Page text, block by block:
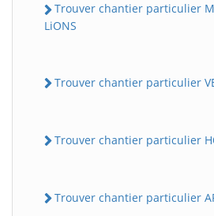
Trouver chantier particulier
LiONS
Trouver chantier particulier
Trouver chantier particulier
Trouver chantier particulier